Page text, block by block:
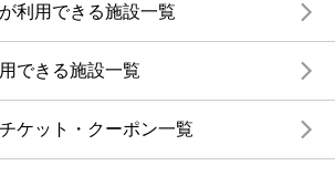
利用できる施設一覧
できる施設一覧
ケット・クーポン一覧